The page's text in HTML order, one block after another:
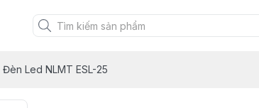
Đèn Led NLMT ESL-25